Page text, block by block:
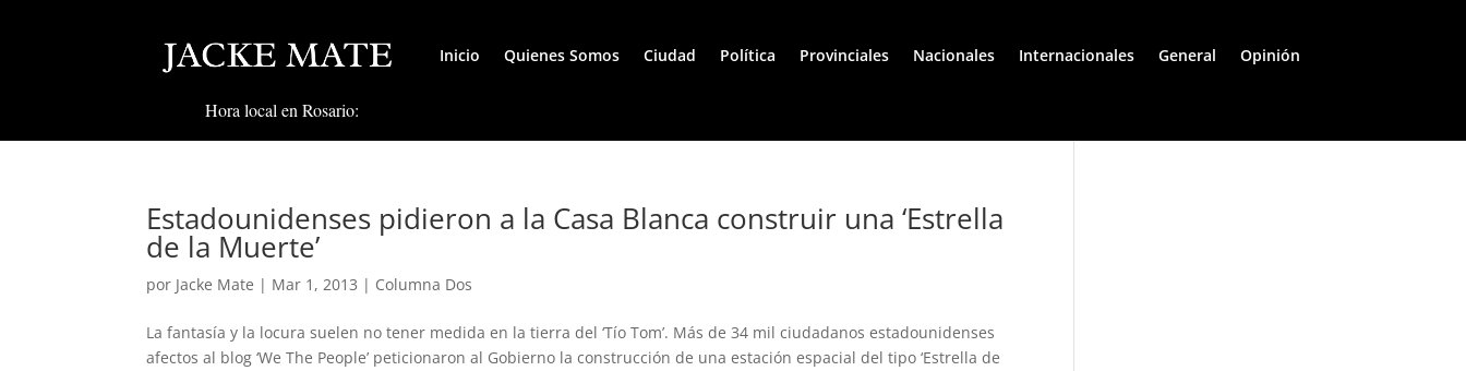
Inicio Quienes Somos Ciudad Política Provinciales Nacionales Internacionales General Opinión
Hora local en Rosario:
Estadounidenses pidieron a la Casa Blanca construir una ‘Estrella
de la Muerte’
por Jacke Mate | Mar 1, 2013 | Columna Dos
La fantasía y la locura suelen no tener medida en la tierra del ‘Tío Tom’. Más de 34 mil ciudadanos estadounidenses
afectos al blog ‘We The People’ peticionaron al Gobierno la construcción de una estación espacial del tipo ‘Estrella de